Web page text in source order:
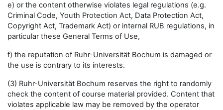
e) or the content otherwise violates legal regulations (e.g.
Criminal Code, Youth Protection Act, Data Protection Act,
Copyright Act, Trademark Act) or internal RUB regulations, in
particular these General Terms of Use,
f) the reputation of Ruhr-Universität Bochum is damaged or
the use is contrary to its interests.
(3) Ruhr-Universität Bochum reserves the right to randomly
check the content of course material provided. Content that
violates applicable law may be removed by the operator